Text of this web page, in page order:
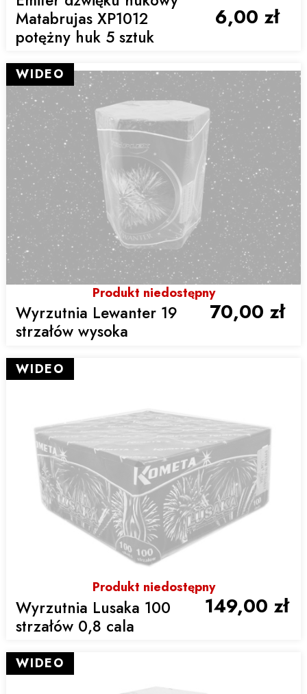
Matabrujas XP1012
potężny huk 5 sztuk
6,00 zł
Produkt niedostępny
Wyrzutnia Lewanter 19
strzałów wysoka
70,00 zł
WIDEO
Produkt niedostępny
Wyrzutnia Lusaka 100
strzałów 0,8 cala
149,00 zł
WIDEO
WIDEO